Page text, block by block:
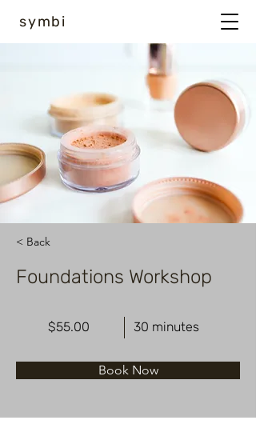
symbi
< Back
Foundations Workshop
$55.00 30 minutes
Book Now